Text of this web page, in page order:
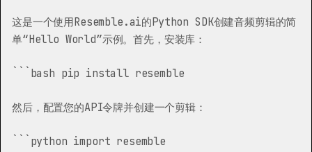
这是一个使用Resemble.ai的Python SDK创建音频剪辑的简
单“Hello World”示例。首先，安装库：
```bash pip install resemble
然后，配置您的API令牌并创建一个剪辑：
```python import resemble